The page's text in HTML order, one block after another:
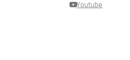
Youtube